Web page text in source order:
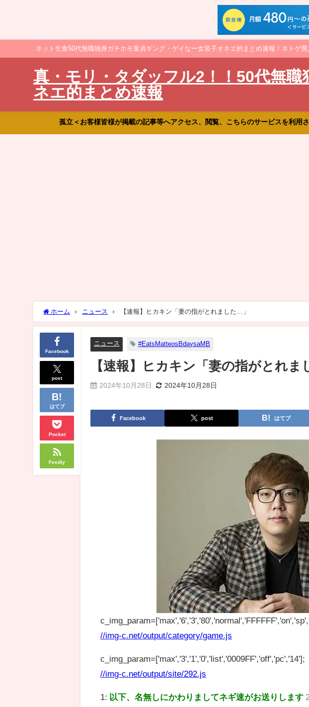
ネット乞食50代無職独身ガチホモ童貞ギング・ゲイなー女装子オネエ的まとめ速報！ネトゲ
真・モリ・タダッフル2！！50代無
ネエ的まとめ速報
孤立＜お客様皆様が掲載の記事等へアクセス、閲覧、こちらのサービスを利用
ホーム ニュース 【速報】ヒカキン「妻の指がとれました…」
Facebook
post
はてブ
Pocket
Feedly
ニュース #EatsMatteosBdaysaMB
【速報】ヒカキン「妻の指がとれま
2024年10月28日 2024年10月28日
Facebook post はてブ
//img-c.net/output/category/game.js
c_img_param=['max','3','1','0','list','0009FF','off','pc','14'];
//img-c.net/output/site/292.js
1: 以下、名無しにかわりましてネギ速がお送りします